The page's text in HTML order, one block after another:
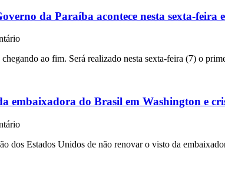
da Paraíba acontece nesta sexta-feira
ao fim. Será realizado nesta sexta-feira (7) o
embaixadora do Brasil em Washington e
dos Estados Unidos de não renovar o visto da